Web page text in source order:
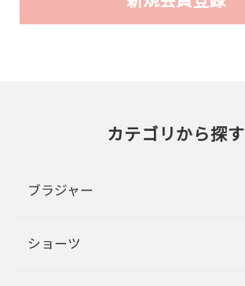
カテゴリから探す
ブラジャー
ショーツ